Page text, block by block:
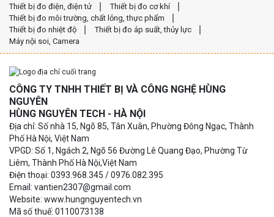
Thiết bị đo điện, điện tử
Thiết bị đo cơ khí
Thiết bị đo môi trường, chất lỏng, thực phẩm
Thiết bị đo nhiệt độ
Thiết bị đo áp suất, thủy lực
Máy nội soi, Camera
CÔNG TY TNHH THIẾT BỊ VÀ CÔNG NGHỆ HÙNG
NGUYÊN
HÙNG NGUYÊN TECH - HÀ NỘI
Địa chỉ: Số nhà 15, Ngõ 85, Tân Xuân, Phường Đông Ngạc, Thành
Phố Hà Nội, Việt Nam
VPGD: Số 1, Ngách 2, Ngõ 56 Đường Lê Quang Đạo, Phường Từ
Liêm, Thành Phố Hà Nội,Việt Nam
Điện thoại: 0393.968.345 / 0976.082.395
Email: vantien2307@gmail.com
Website: www.hungnguyentech.vn
Mã số thuế: 0110073138